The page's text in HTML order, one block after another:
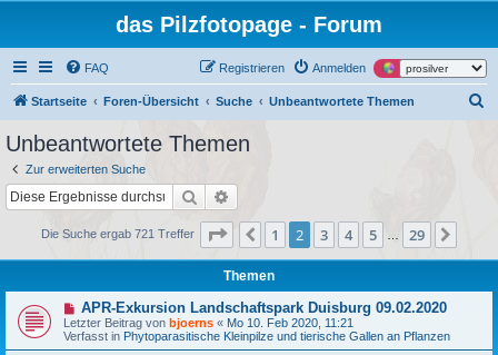
das Pilzfotopage - Forum
FAQ Anmelden
Registrieren
Startseite Foren-Übersicht Suche Unbeantwortete Themen
Unbeantwortete Themen
Zur erweiterten Suche
Suche
Die Suche ergab 721 Treffer Seite von
Vorherige
1 2 3 4 5 29
Themen
N
e
u
e
APR-Exkursion Landschaftspark Duisburg 09.02.2020
Letzter Beitrag von bjoerns « Mo 10. Feb 2020, 11:21
Verfasst in Phytoparasitische Kleinpilze und tierische Gallen an Pflanzen